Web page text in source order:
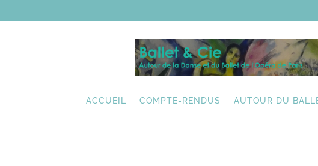
ACCUEIL COMPTE-RENDUS AUTOUR DU